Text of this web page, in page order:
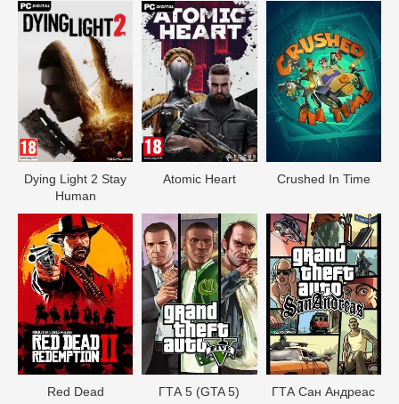
Dying Light 2 Stay
Human
Atomic Heart Crushed In Time
Red Dead
ГТА 5 (GTA 5)
ГТА Сан Андреас